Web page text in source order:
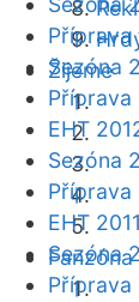
Žijeme
Fanzóna
Příprava
Sezóna
Příprava
EHT
Sezóna
Příprava
EHT 2011
Sezóna
Příprava